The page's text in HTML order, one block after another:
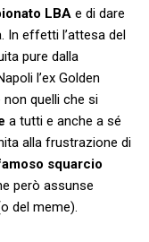
LBA e di dare
In effetti l’attesa del
pure dalla
l’ex Golden
quelli che si
a tutti e anche a sé
alla frustrazione di
squarcio
però assunse
del meme).